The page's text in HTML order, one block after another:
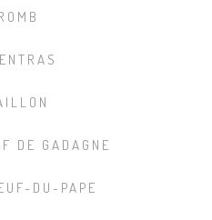
DE GADAGNE
DU-PAPE